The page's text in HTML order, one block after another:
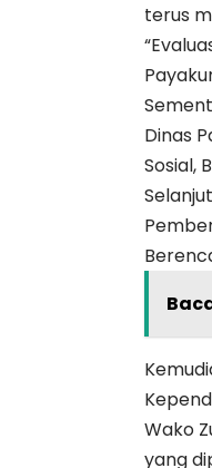
terus
Dinas
Sosial,
Wako
yang